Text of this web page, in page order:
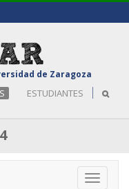
de Zaragoza
ESTUDIANTES
Toggle